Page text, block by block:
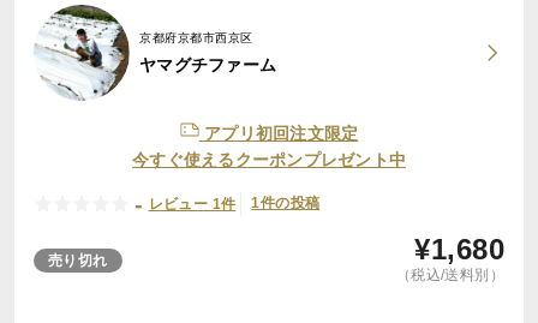
京都府京都市西京区
ヤマグチファーム
アプリ初回注文限定
今すぐ使えるクーポンプレゼント中
- レビュー 1件 1件の投稿
売り切れ ¥1,680
（税込/送料別）